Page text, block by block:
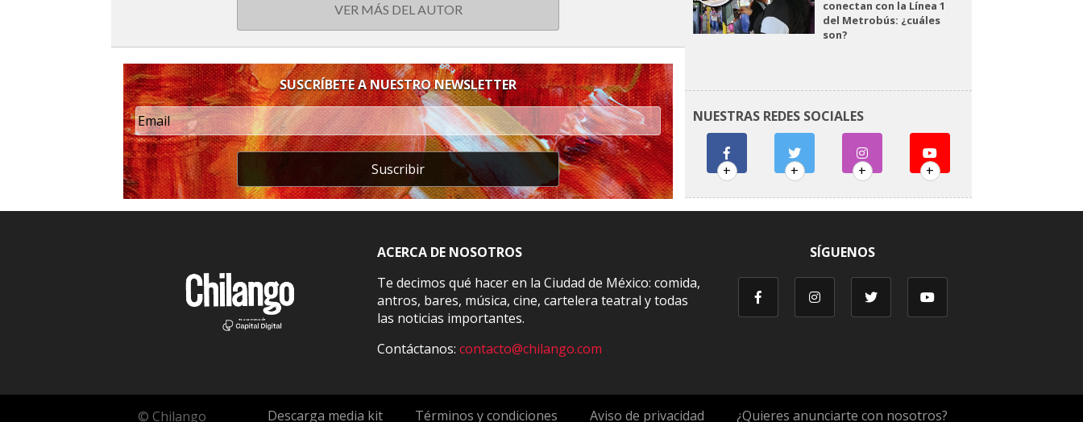
VER MÁS DEL AUTOR
SUSCRÍBETE A NUESTRO NEWSLETTER
Suscribir
conectan con la Línea 1
del Metrobús: ¿cuáles
son?
NUESTRAS REDES SOCIALES
+ + + +
ACERCA DE NOSOTROS
Te decimos qué hacer en la Ciudad de México: comida,
antros, bares, música, cine, cartelera teatral y todas
las noticias importantes.
Contáctanos:contacto@chilango.com
SÍGUENOS
© Chilango Descarga media kit Términos y condiciones Aviso de privacidad ¿Quieres anunciarte con nosotros?